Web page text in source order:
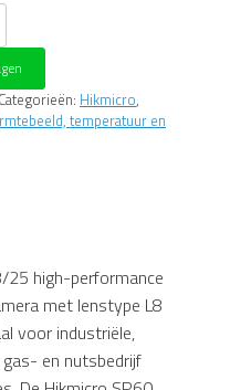
Categorieën: Hikmicro,
temperatuur en
25 high-performance
met lenstype L8
voor industriële,
en nutsbedrijf